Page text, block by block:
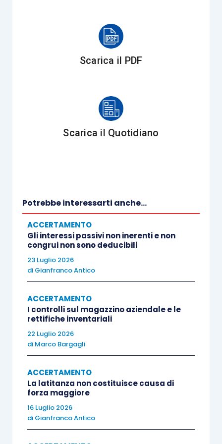
L’utilizzo delle nuove tecniche informatizzate e
più in generale dell’intelligenza artificiale,
comporta, però, anche
nuovi rischi e nuove
comprendere quali siano icriteri utilizzati dagli
nelle attività di analisi del rischio
evitare contestazioni e sanzioni
nei processi di analisi del rischio e la possibilità
verranno contemperate le esigenze di tutela dei
contribuentie i poteri dell’amministrazione
finanziaria nelregolamento attuativo delle
analisi di rischio, espressamenterichiesto dalla
stessa normasopra citata.
dell’intelligenza artificiale nei procedimenti
fiscalisollevi questioni relative alla protezione
dei dati personali e alla legittimità delle decisioni
automatizzate.
Anche il tema della
informazionicontenute nell’anagrafe tributaria –
rapporti finanziarie alla
elettroniche integrate– è di grande importanza e
Scarica il PDF
Scarica il Quotidiano
Potrebbe interessarti anche...
ACCERTAMENTO
Gli interessi passivi non inerenti e non
congrui non sono deducibili
23 Luglio 2026
di Gianfranco Antico
ACCERTAMENTO
I controlli sul magazzino aziendale e le
rettifiche inventariali
22 Luglio 2026
di Marco Bargagli
ACCERTAMENTO
La latitanza non costituisce causa di
forza maggiore
16 Luglio 2026
di Gianfranco Antico